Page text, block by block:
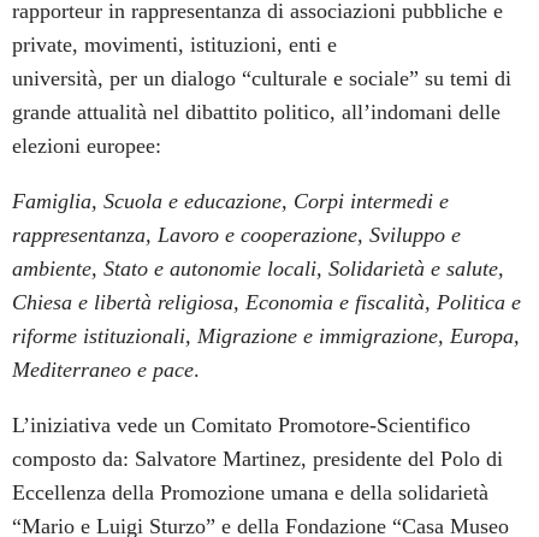
rapporteur in rappresentanza di associazioni pubbliche e
private, movimenti, istituzioni, enti e
università, per un dialogo “culturale e sociale” su temi di
grande attualità nel dibattito politico, all’indomani delle
elezioni europee:
Famiglia, Scuola e educazione, Corpi intermedi e
rappresentanza, Lavoro e cooperazione, Sviluppo e
ambiente, Stato e autonomie locali, Solidarietà e salute,
Chiesa e libertà religiosa, Economia e fiscalità, Politica e
riforme istituzionali, Migrazione e immigrazione, Europa,
Mediterraneo e pace.
L’iniziativa vede un Comitato Promotore-Scientifico
composto da: Salvatore Martinez, presidente del Polo di
Eccellenza della Promozione umana e della solidarietà
“Mario e Luigi Sturzo” e della Fondazione “Casa Museo